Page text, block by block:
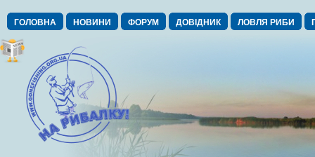
ГОЛОВНА НОВИНИ ФОРУМ ДОВІДНИК ЛОВЛЯ РИБИ